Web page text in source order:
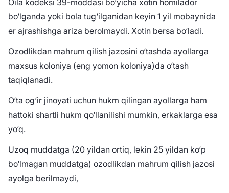
Oila kodeksi 39-moddasi bo‘yicha xotin homilador
bo‘lganda yoki bola tug‘ilganidan keyin 1 yil mobaynida
er ajrashishga ariza berolmaydi. Xotin bersa bo‘ladi.
Ozodlikdan mahrum qilish jazosini o‘tashda ayollarga
maxsus koloniya (eng yomon koloniya)da o‘tash
taqiqlanadi.
O‘ta og‘ir jinoyati uchun hukm qilingan ayollarga ham
hattoki shartli hukm qo‘llanilishi mumkin, erkaklarga esa
yo‘q.
Uzoq muddatga (20 yildan ortiq, lekin 25 yildan ko‘p
bo‘lmagan muddatga) ozodlikdan mahrum qilish jazosi
ayolga berilmaydi,